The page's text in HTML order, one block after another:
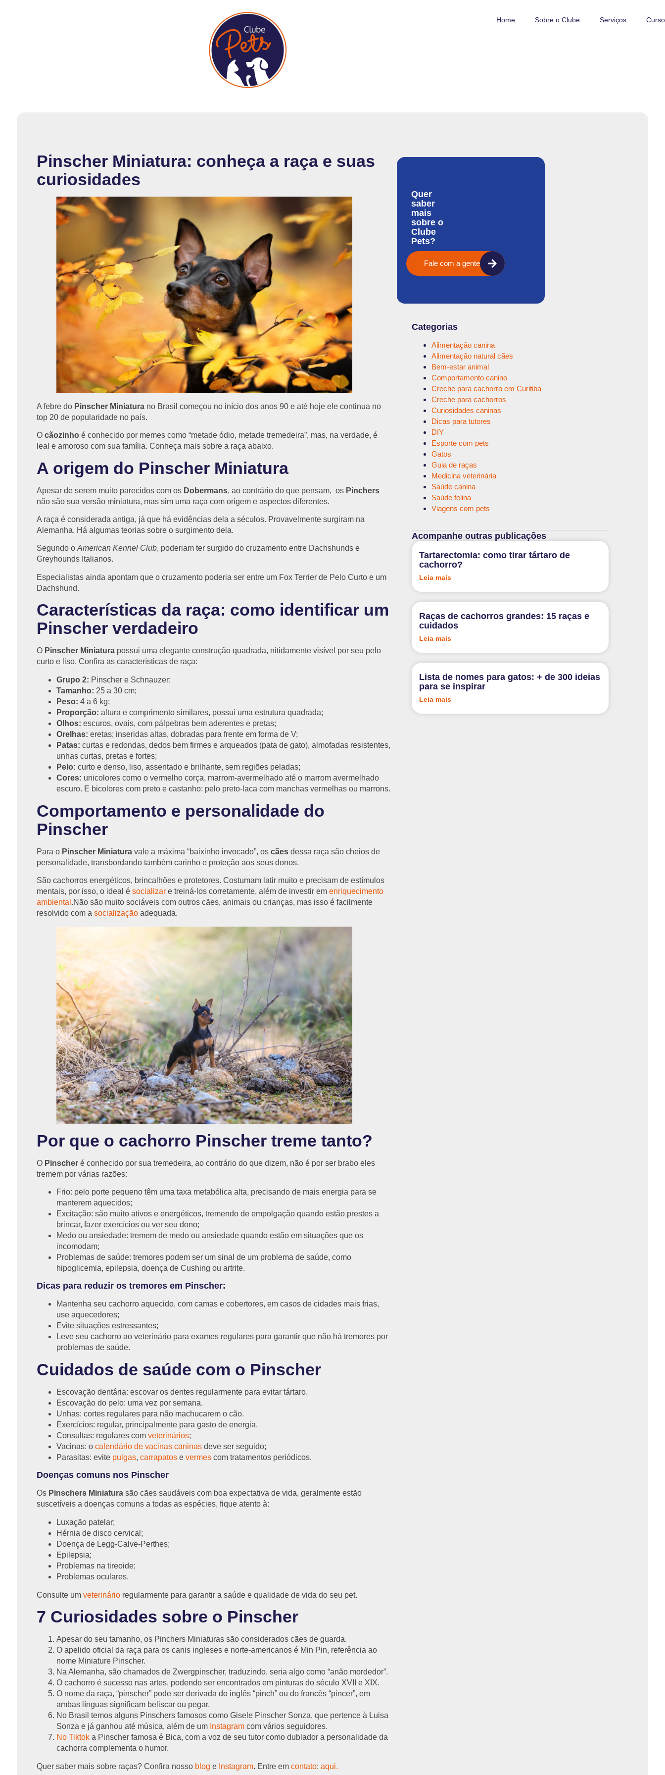
Home Sobre o Clube Serviços
Pinscher Miniatura: conheça a raça e suas
curiosidades
A febre do Pinscher Miniaturano Brasil começou no início dos anos 90 e até hoje ele continua no
top 20 de popularidade no país.
O cãozinhoé conhecido por memes como “metade ódio, metade tremedeira”, mas, na verdade, é
leal e amoroso com sua família. Conheça mais sobre a raça abaixo.
A origem do Pinscher Miniatura
Apesar de serem muito parecidos com os Dobermans, ao contrário do que pensam, osPinchers
não são sua versão miniatura, mas sim uma raça com origem e aspectos diferentes.
A raça é considerada antiga, já que há evidências dela a séculos. Provavelmente surgiram na
Alemanha. Há algumas teorias sobre o surgimento dela.
Segundo oAmerican Kennel Club, poderiam ter surgido do cruzamento entre Dachshunds e
Greyhounds Italianos.
Especialistas ainda apontam que o cruzamento poderia ser entre um Fox Terrier de Pelo Curto e um
Dachshund.
Características da raça: como identificar um
Pinscher verdadeiro
O Pinscher Miniaturapossui uma elegante construção quadrada, nitidamente visível por seu pelo
curto e liso. Confira as características de raça:
Grupo 2: Pinscher e Schnauzer;
Tamanho: 25 a 30 cm;
Peso: 4 a 6 kg;
Proporção: altura e comprimento similares, possui uma estrutura quadrada;
Olhos: escuros, ovais, com pálpebras bem aderentes e pretas;
Orelhas: eretas; inseridas altas, dobradas para frente em forma de V;
Patas: curtas e redondas, dedos bem firmes e arqueados (pata de gato), almofadas resistentes,
unhas curtas, pretas e fortes;
Pelo: curto e denso, liso, assentado e brilhante, sem regiões peladas;
Cores: unicolores como o vermelho corça, marrom-avermelhado até o marrom avermelhado
escuro. E bicolores com preto e castanho: pelo preto-laca com manchas vermelhas ou marrons.
Comportamento e personalidade do
Pinscher
Para o Pinscher Miniaturavale a máxima “baixinho invocado”, os cãesdessa raça são cheios de
personalidade, transbordando também carinho e proteção aos seus donos.
São cachorros energéticos, brincalhões e protetores. Costumam latir muito e precisam de estímulos
mentais, por isso, o ideal é socializare treiná-los corretamente, além de investir em enriquecimento
ambiental .Não são muito sociáveis com outros cães, animais ou crianças, mas isso é facilmente
resolvido com a socializaçãoadequada.
Por que o cachorro Pinscher treme tanto?
O Pinscher é conhecido por sua tremedeira, ao contrário do que dizem, não é por ser brabo eles
tremem por várias razões:
Frio: pelo porte pequeno têm uma taxa metabólica alta, precisando de mais energia para se
manterem aquecidos;
Excitação: são muito ativos e energéticos, tremendo de empolgação quando estão prestes a
brincar, fazer exercícios ou ver seu dono;
Medo ou ansiedade: tremem de medo ou ansiedade quando estão em situações que os
incomodam;
Problemas de saúde: tremores podem ser um sinal de um problema de saúde, como
hipoglicemia, epilepsia, doença de Cushing ou artrite.
Dicas para reduzir os tremores em Pinscher:
Mantenha seu cachorro aquecido, com camas e cobertores, em casos de cidades mais frias,
use aquecedores;
Evite situações estressantes;
Leve seu cachorro ao veterinário para exames regulares para garantir que não há tremores por
problemas de saúde.
Cuidados de saúde com o Pinscher
Escovação dentária: escovar os dentes regularmente para evitar tártaro.
Escovação do pelo: uma vez por semana.
Unhas: cortes regulares para não machucarem o cão.
Exercícios: regular, principalmente para gasto de energia.
Consultas: regulares com veterinários;
Vacinas: o calendário de vacinas caninasdeve ser seguido;
Parasitas: evite pulgas, carrapatose vermescom tratamentos periódicos.
Doenças comuns nos Pinscher
Os Pinschers Miniaturasão cães saudáveis com boa expectativa de vida, geralmente estão
suscetíveis a doenças comuns a todas as espécies, fique atento à:
Luxação patelar;
Hérnia de disco cervical;
Doença de Legg-Calve-Perthes;
Epilepsia;
Problemas na tireoide;
Problemas oculares.
Consulte um veterinárioregularmente para garantir a saúde e qualidade de vida do seu pet.
7 Curiosidades sobre o Pinscher
Apesar do seu tamanho, os Pinchers Miniaturas são considerados cães de guarda.
O apelido oficial da raça para os canis ingleses e norte-americanos é Min Pin, referência ao
nome Miniature Pinscher.
Na Alemanha, são chamados de Zwergpinscher, traduzindo, seria algo como “anão mordedor”.
O cachorro é sucesso nas artes, podendo ser encontrados em pinturas do século XVII e XIX.
O nome da raça, “pinscher” pode ser derivada do inglês “pinch” ou do francês “pincer”, em
ambas línguas significam beliscar ou pegar.
No Brasil temos alguns Pinschers famosos como Gisele Pinscher Sonza, que pertence à Luisa
Sonza e já ganhou até música, além de um Instagramcom vários seguidores.
No Tiktoka Pinscher famosa é Bica, com a voz de seu tutor como dublador a personalidade da
cachorra complementa o humor.
Quer saber mais sobre raças? Confira nosso blog e Instagram. Entre em contato: aqui.
Quer
saber
mais
sobre o
Clube
Pets?
Fale com a gente
Categorias
Alimentação canina
Alimentação natural cães
Bem-estar animal
Comportamento canino
Creche para cachorro em Curitiba
Creche para cachorros
Curiosidades caninas
Dicas para tutores
DIY
Esporte com pets
Gatos
Guia de raças
Medicina veterinária
Saúde canina
Saúde felina
Viagens com pets
Acompanhe outras publicações
Tartarectomia: como tirar tártaro de
cachorro?
Leia mais
Raças de cachorros grandes: 15 raças e
cuidados
Leia mais
Lista de nomes para gatos: + de 300 ideias
para se inspirar
Leia mais